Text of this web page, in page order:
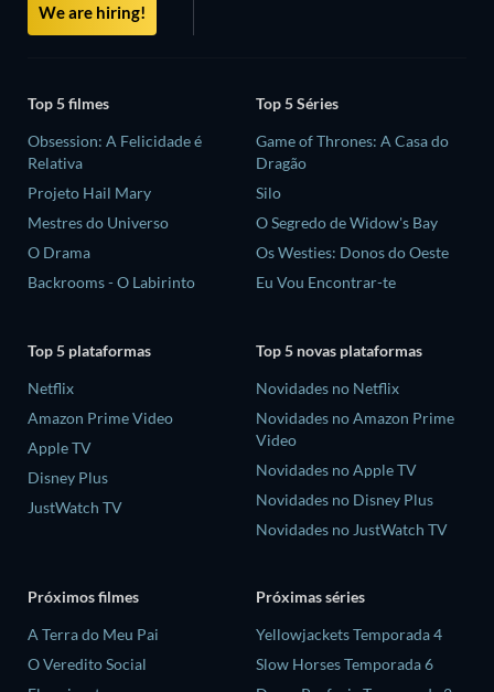
We are hiring!
Top 5 filmes
Obsession: A Felicidade é
Relativa
Projeto Hail Mary
Mestres do Universo
O Drama
Backrooms - O Labirinto
Top 5 Séries
Game of Thrones: A Casa do
Dragão
Silo
O Segredo de Widow's Bay
Os Westies: Donos do Oeste
Eu Vou Encontrar-te
Top 5 plataformas
Netflix
Amazon Prime Video
Apple TV
Disney Plus
JustWatch TV
Top 5 novas plataformas
Novidades no Netflix
Novidades no Amazon Prime
Video
Novidades no Apple TV
Novidades no Disney Plus
Novidades no JustWatch TV
Próximos filmes
A Terra do Meu Pai
O Veredito Social
Próximas séries
Yellowjackets Temporada 4
Slow Horses Temporada 6